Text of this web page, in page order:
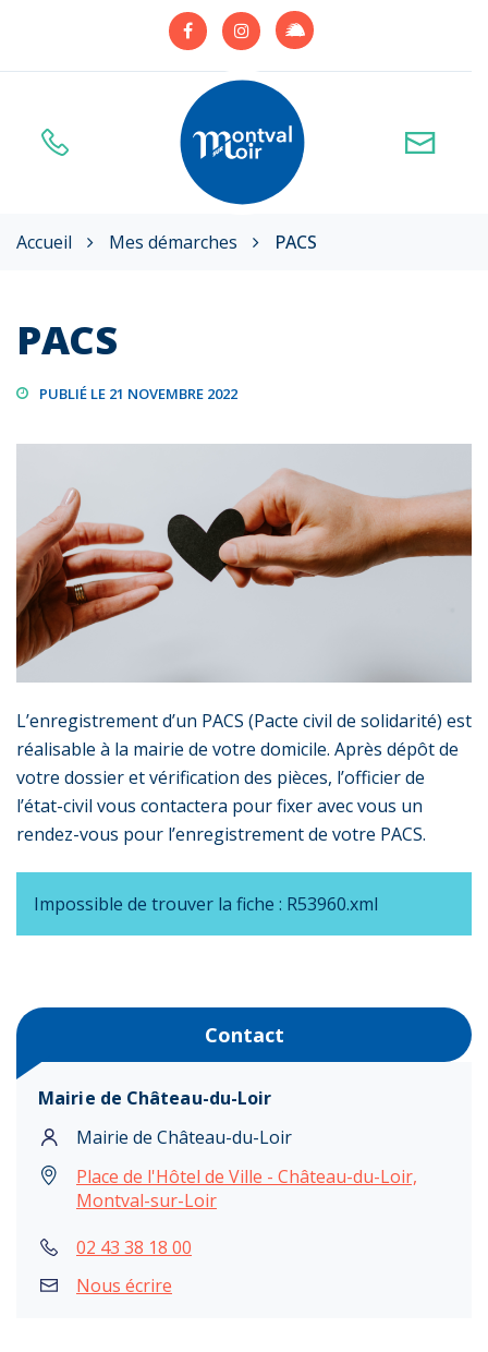
Lien
compte
Facebook
Lien
le
compte
Instagram
Lien
compte
Illiwap
Accueil Mes démarches PACS
PACS
PUBLIÉ LE 21 NOVEMBRE 2022
L’enregistrement d’un PACS (Pacte civil de solidarité) est
réalisable à la mairie de votre domicile. Après dépôt de
votre dossier et vérification des pièces, l’officier de
l’état-civil vous contactera pour fixer avec vous un
rendez-vous pour l’enregistrement de votre PACS.
Impossible de trouver la fiche : R53960.xml
Contact
Mairie de Château-du-Loir
Mairie de Château-du-Loir
Place de l'Hôtel de Ville - Château-du-Loir,
Montval-sur-Loir
02 43 38 18 00
Nous écrire